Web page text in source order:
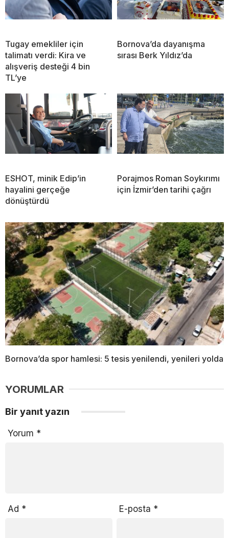
Tugay emekliler için
talimatı verdi: Kira ve
alışveriş desteği 4 bin
TL’ye
Bornova’da dayanışma
sırası Berk Yıldız’da
ESHOT, minik Edip’in
hayalini gerçeğe
dönüştürdü
Porajmos Roman Soykırımı
için İzmir’den tarihi çağrı
Bornova’da spor hamlesi: 5 tesis yenilendi, yenileri yolda
YORUMLAR
Bir yanıt yazın
Yorum *
Ad * E-posta *